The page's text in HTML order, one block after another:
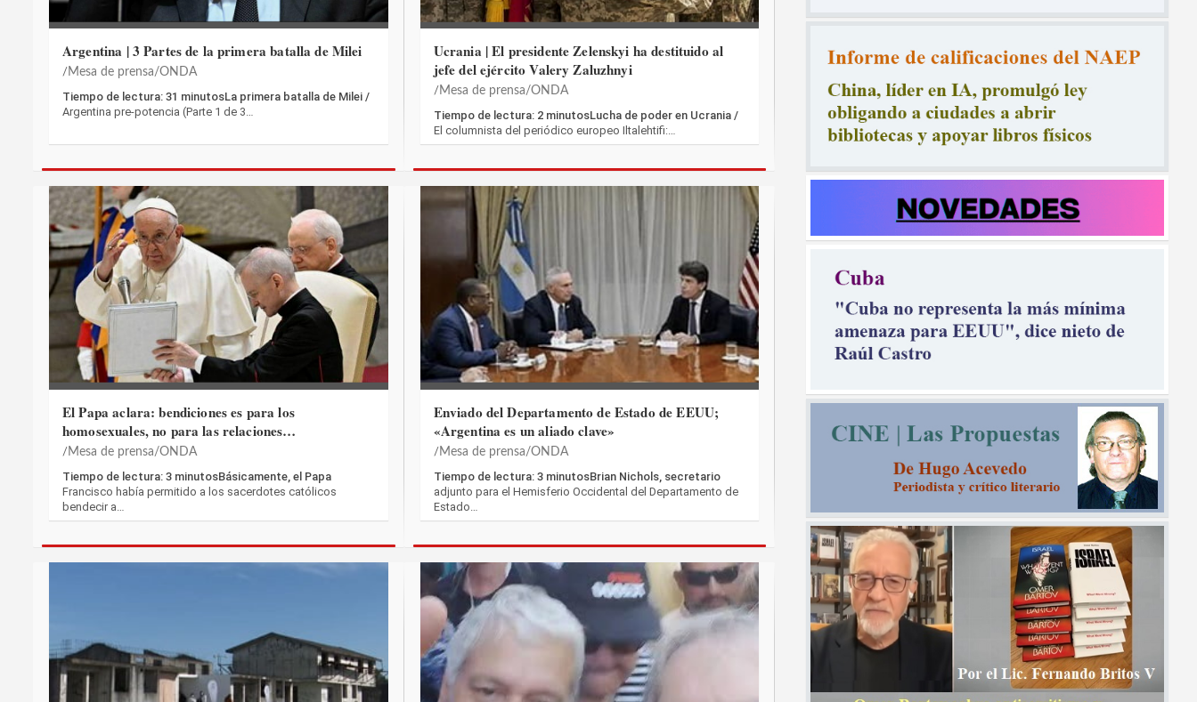
Argentina | 3 Partes de la primera batalla de Milei
Mesa de prensa/ONDA
Tiempo de lectura: 31 minutosLa primera batalla de Milei /
Argentina pre-potencia (Parte 1 de 3…
Ucrania | El presidente Zelenskyi ha destituido al
jefe del ejército Valery Zaluzhnyi
Mesa de prensa/ONDA
Tiempo de lectura: 2 minutosLucha de poder en Ucrania /
El columnista del periódico europeo Iltalehtifi:…
El Papa aclara: bendiciones es para los
homosexuales, no para las relaciones…
Mesa de prensa/ONDA
Tiempo de lectura: 3 minutosBásicamente, el Papa
Francisco había permitido a los sacerdotes católicos
bendecir a…
Enviado del Departamento de Estado de EEUU;
«Argentina es un aliado clave»
Mesa de prensa/ONDA
Tiempo de lectura: 3 minutosBrian Nichols, secretario
adjunto para el Hemisferio Occidental del Departamento de
Estado…